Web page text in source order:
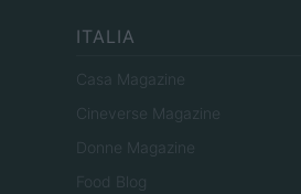
ITALIA
Casa Magazine
Cineverse Magazine
Donne Magazine
Food Blog